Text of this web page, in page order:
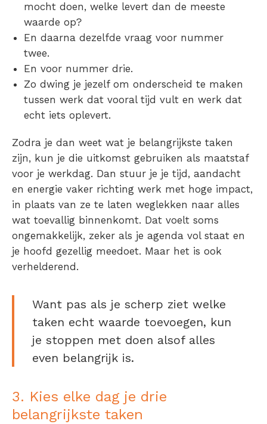
mocht doen, welke levert dan de meeste
waarde op?
En daarna dezelfde vraag voor nummer
twee.
En voor nummer drie.
Zo dwing je jezelf om onderscheid te maken
tussen werk dat vooral tijd vult en werk dat
echt iets oplevert.
Zodra je dan weet wat je belangrijkste taken
zijn, kun je die uitkomst gebruiken als maatstaf
voor je werkdag. Dan stuur je je tijd, aandacht
en energie vaker richting werk met hoge impact,
in plaats van ze te laten weglekken naar alles
wat toevallig binnenkomt. Dat voelt soms
ongemakkelijk, zeker als je agenda vol staat en
je hoofd gezellig meedoet. Maar het is ook
verhelderend.
Want pas als je scherp ziet welke
taken echt waarde toevoegen, kun
je stoppen met doen alsof alles
even belangrijk is.
3. Kies elke dag je drie
belangrijkste taken